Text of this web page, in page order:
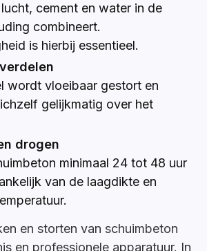
cement en water in de
combineert.
is hierbij essentieel.
wordt vloeibaar gestort en
gelijkmatig over het
drogen
minimaal 24 tot 48 uur
van de laagdikte en
en storten van schuimbeton
en professionele apparatuur. In